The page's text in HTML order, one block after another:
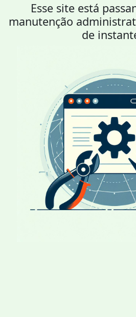
Esse site está
manutenção
de